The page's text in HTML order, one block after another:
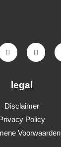
I
n
s
m
Y
o
u
legal
Disclaimer
Policy
Voorwaarden